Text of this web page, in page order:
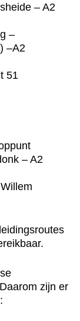
– A2
–
–A2
51
– A2
zijn er